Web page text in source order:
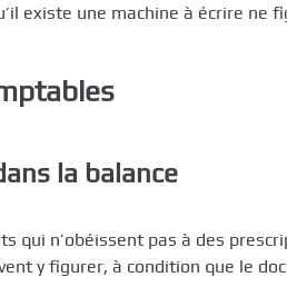
existe une machine à écrire ne
la balance
qui n’obéissent pas à des
y figurer, à condition que le